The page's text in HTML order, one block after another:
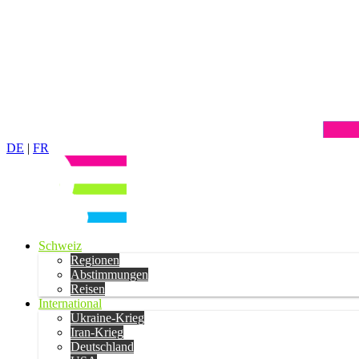
DE | FR
Schweiz
Regionen
Abstimmungen
Reisen
International
Ukraine-Krieg
Iran-Krieg
Deutschland